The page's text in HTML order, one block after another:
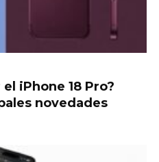
iPhone 18 Pro?
novedades